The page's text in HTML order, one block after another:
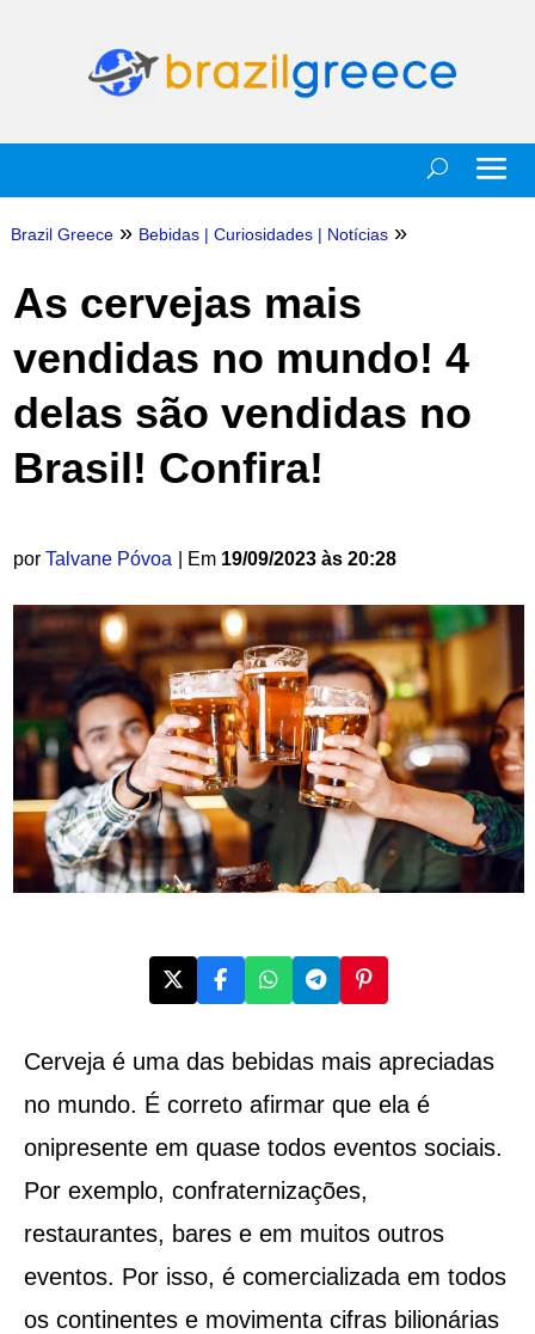
Brazil Greece » Bebidas| Curiosidades| Notícias »
As cervejas mais
vendidas no mundo! 4
delas são vendidas no
Brasil! Confira!
por Talvane Póvoa | Em 19/09/2023 às 20:28
Cerveja é uma das bebidas mais apreciadas
no mundo. É correto afirmar que ela é
onipresente em quase todos eventos sociais.
Por exemplo, confraternizações,
restaurantes, bares e em muitos outros
eventos. Por isso, é comercializada em todos
os continentes e movimenta cifras bilionárias